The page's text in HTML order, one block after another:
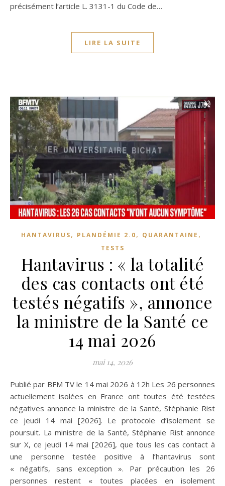
précisément l’article L. 3131-1 du Code de…
LIRE LA SUITE
HANTAVIRUS, PLANDÉMIE 2.0, QUARANTAINE ,
TESTS
Hantavirus : « la totalité
des cas contacts ont été
testés négatifs », annonce
la ministre de la Santé ce
14 mai 2026
mai 14, 2026
Publié par BFM TV le 14 mai 2026 à 12h Les 26 personnes
actuellement isolées en France ont toutes été testées
négatives annonce la ministre de la Santé, Stéphanie Rist
ce jeudi 14 mai [2026]. Le protocole d’isolement se
poursuit. La ministre de la Santé, Stéphanie Rist annonce
sur X, ce jeudi 14 mai [2026], que tous les cas contact à
une personne testée positive à l’hantavirus sont
« négatifs, sans exception ». Par précaution les 26
personnes restent « toutes placées en isolement